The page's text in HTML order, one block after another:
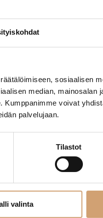
sosiaalisen
median, mainosalan
voivat
palvelujaan.
Tilastot
valinta
ja öljykin vaikuttaa toimivan!